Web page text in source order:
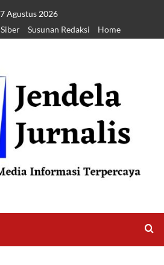
7 Agustus 2026
Susunan Redaksi Home